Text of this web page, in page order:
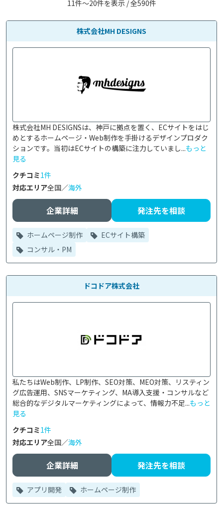
11件〜20件を表示 / 全590件
株式会社MH DESIGNS
株式会社MH DESIGNSは、神戸に拠点を置く、ECサイトをはじ
めとするホームページ・Web制作を手掛けるデザインプロダク
ションです。当初はECサイトの構築に注力していまし...もっと
見る
クチコミ1件
対応エリア全国／海外
企業詳細 発注先を相談
ホームページ制作
ECサイト構築
コンサル・PM
ドコドア株式会社
私たちはWeb制作、LP制作、SEO対策、MEO対策、リスティン
グ広告運用、SNSマーケティング、MA導入支援・コンサルなど
総合的なデジタルマーケティングによって、情報力不足...もっと
見る
クチコミ1件
対応エリア全国／海外
企業詳細 発注先を相談
アプリ開発 ホームページ制作